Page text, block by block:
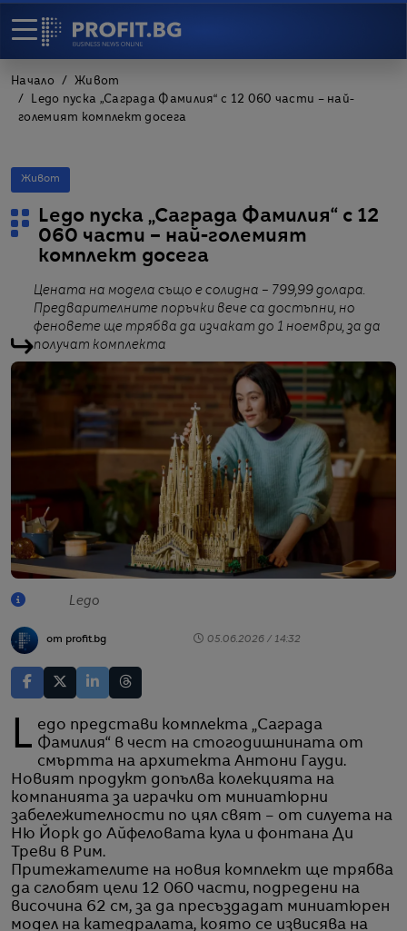
Начало
Живот
Lego пуска „Саграда Фамилия“ с 12 060 части – най-
големият комплект досега
Живот
Lego пуска „Саграда Фамилия“ с 12
060 части – най-големият
комплект досега
Цената на модела също е солидна – 799,99 долара.
Предварителните поръчки вече са достъпни, но
феновете ще трябва да изчакат до 1 ноември, за да
получат комплекта
Lego
от profit.bg 05.06.2026 / 14:32
Lego представи комплекта „Саграда Фамилия“ в чест на стогодишнината от
смъртта на архитекта Антони Гауди.
Новият продукт допълва колекцията на
компанията за играчки от миниатюрни
забележителности по цял свят – от силуета на
Ню Йорк до Айфеловата кула и фонтана Ди
Треви в Рим.
Притежателите на новия комплект ще трябва
да сглобят цели 12 060 части, подредени на
височина 62 см, за да пресъздадат миниатюрен
модел на катедралата, която се извисява на